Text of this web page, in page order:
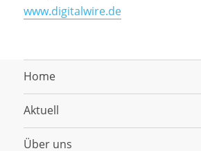
www.digitalwire.de
Home
Aktuell
Über uns